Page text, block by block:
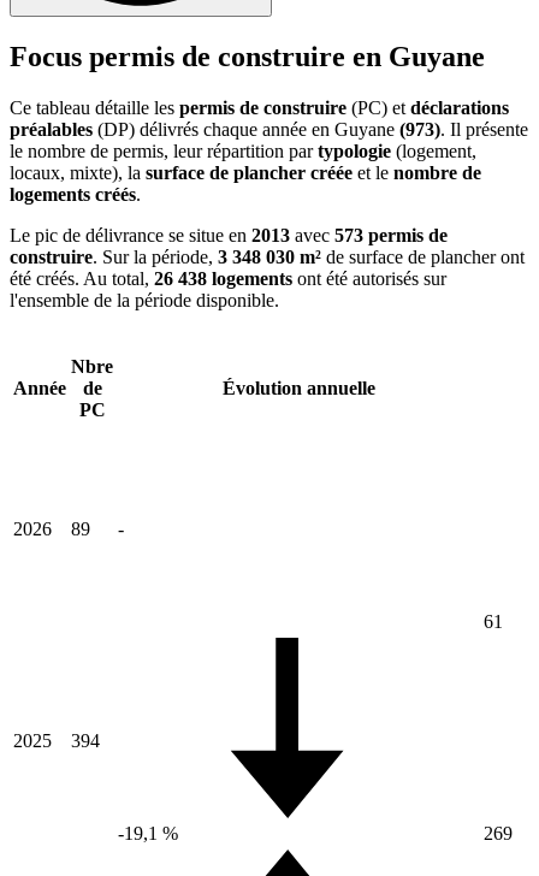
Focus permis de construire en Guyane
Ce tableau détaille les permis de construire (PC) et déclarations
préalables (DP) délivrés chaque année en Guyane (973). Il présente
le nombre de permis, leur répartition partypologie (logement,
locaux, mixte), la surface de plancher créée et le nombre de
logements créés.
Le pic de délivrance se situe en 2013 avec 573 permis de
construire. Sur la période, 3 348 030 m² de surface de plancher ont
été créés. Au total, 26 438 logements ont été autorisés sur
l'ensemble de la période disponible.
Année
Nbre
de
PC
Évolution annuelle
2026 89 -
61
2025 394
-19,1 % 269